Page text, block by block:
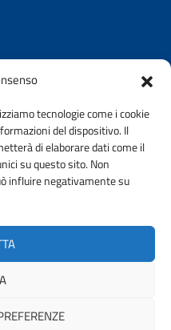
tecnologie come i cookie
del dispositivo. Il
di elaborare dati come il
su questo sito. Non
influire negativamente su
WHISTLEBLOWING
PROVINCIA DI BERGAMO |